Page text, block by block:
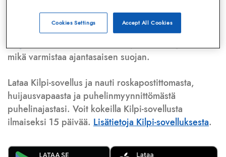
Lisäksi tunnistamme automaattisesti, jos kyseessä on
puhelinhuijarin numero, sähköpostiosoitetai
huijausviesti. Tietokantaamme päivitetään jatkuvasti,
mikä varmistaa ajantasaisen suojan.
Lataa Kilpi-sovellus ja nauti roskapostittomasta,
huijausvapaasta ja puhelinmyynnittömästä
puhelinajastasi. Voit kokeilla Kilpi-sovellusta
ilmaiseksi 15 päivää. Lisätietoja Kilpi-sovelluksesta.
Accept All Cookies
Cookies Settings